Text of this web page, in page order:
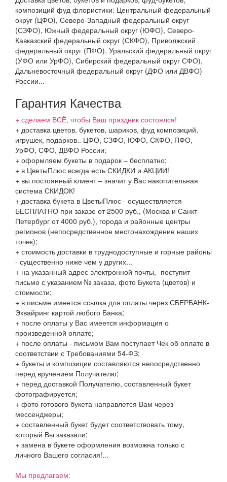
композиций фуд флористики: Центральный федеральный
округ (ЦФО), Северо-Западный федеральный округ
(СЗФО), Южный федеральный округ (ЮФО), Северо-
Кавказский федеральный округ (СКФО), Приволжский
федеральный округ (ПФО), Уральский федеральный округ
(УФО или УрФО), Сибирский федеральный округ СФО),
Дальневосточный федеральный округ (ДФО или ДВФО)
России...
Гарантия Качества
+ сделаем ВСЁ, чтобы Ваш праздник состоялся!
+ доставка цветов, букетов, шариков, фуд композиций,
игрушек, подарков.. ЦФО, СЗФО, ЮФО, СКФО, ПФО,
УрФО, СФО, ДВФО России;
+ оформляем букеты в подарок – бесплатно;
+ в ЦветыПлюс всегда есть СКИДКИ и АКЦИИ!
+ вы постоянный клиент – значит у Вас накопительная
система СКИДОК!
+ доставка букета в ЦветыПлюс - осуществляется
БЕСПЛАТНО при заказе от 2500 руб., (Москва и Санкт-
Петербург от 4000 руб.), города и районные центры
регионов (непосредственное местонахождение наших
точек);
+ стоимость доставки в труднодоступные и горные районы
- существенно ниже чем у других...
+ на указанный адрес электронной почты,- поступит
письмо с указанием № заказа, фото Букета (цветов) и
стоимости;
+ в письме имеется ссылка для оплаты через СБЕРБАНК-
Эквайринг картой любого Банка;
+ после оплаты у Вас имеется информация о
произведенной оплате;
+ после оплаты - письмом Вам поступает Чек об оплате в
соответствии с Требованиями 54-ФЗ;
+ букеты и композиции составляются непосредственно
перед вручением Получателю;
+ перед доставкой Получателю, составленный букет
фотографируется;
+ фото готового букета направлется Вам через
мессенджеры;
+ составленный букет будет соответствовать тому,
который Вы заказали;
+ замена в букете оформления возможна только с
личного Вашего согласия!...
Мы предлагаем: